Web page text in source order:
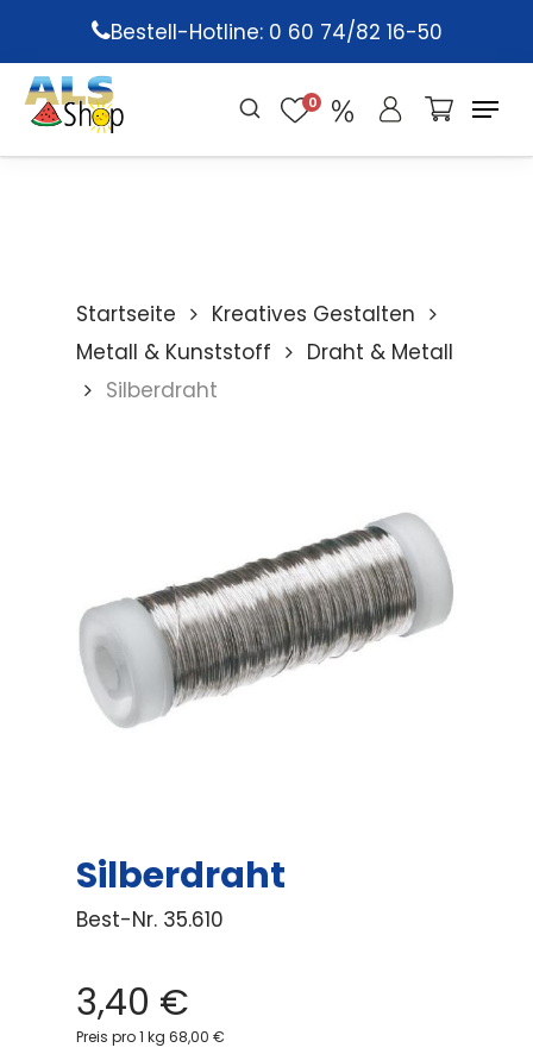
main
content
Bestell-Hotline: 0 60 74/82 16-50
0
Startseite
Kreatives Gestalten
Metall & Kunststoff
Draht & Metall
Silberdraht
Silberdraht
Best-Nr. 35.610
3,40 €
Preis pro 1 kg 68,00 €